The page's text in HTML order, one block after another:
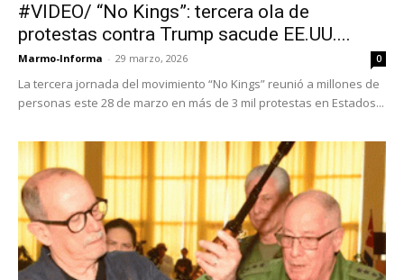
#VIDEO/ “No Kings”: tercera ola de
protestas contra Trump sacude EE.UU....
Marmo-Informa - 29 marzo, 2026 0
La tercera jornada del movimiento “No Kings” reunió a millones de
personas este 28 de marzo en más de 3 mil protestas en Estados...